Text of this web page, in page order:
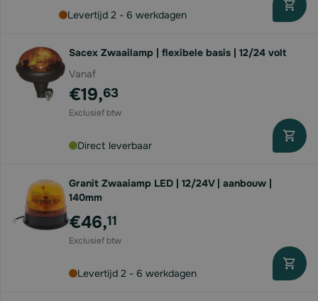
Levertijd 2 - 6 werkdagen
Sacex Zwaailamp | flexibele basis | 12/24 volt
Vanaf
€19,63
Direct leverbaar
Granit Zwaaiamp LED | 12/24V | aanbouw |
140mm
€46,11
Levertijd 2 - 6 werkdagen